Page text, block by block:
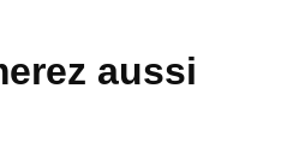
aussi